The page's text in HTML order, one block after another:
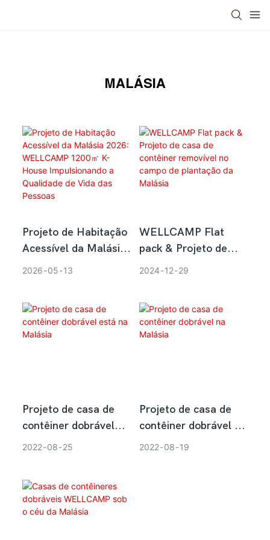
MALÁSIA
Projeto de Habitação
Acessível da Malásia
2026: WELLCAMP
Qualidade de Vida
das Pessoas
2026 05 13
WELLCAMP Flat
pack & Projeto de
casa de contêiner
Malásia
2024 12 29
Projeto de casa de
contêiner dobrável
está na Malásia
2022 08 25
Projeto de casa de
contêiner dobrável na
Malásia
2022 08 19